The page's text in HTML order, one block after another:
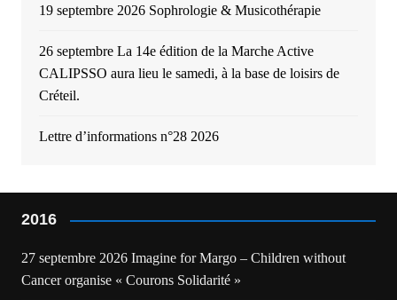
19 septembre 2026 Sophrologie & Musicothérapie
26 septembre La 14e édition de la Marche Active
CALIPSSO aura lieu le samedi, à la base de loisirs de
Créteil.
Lettre d’informations n°28 2026
2016
27 septembre 2026 Imagine for Margo – Children without
Cancer organise « Courons Solidarité »